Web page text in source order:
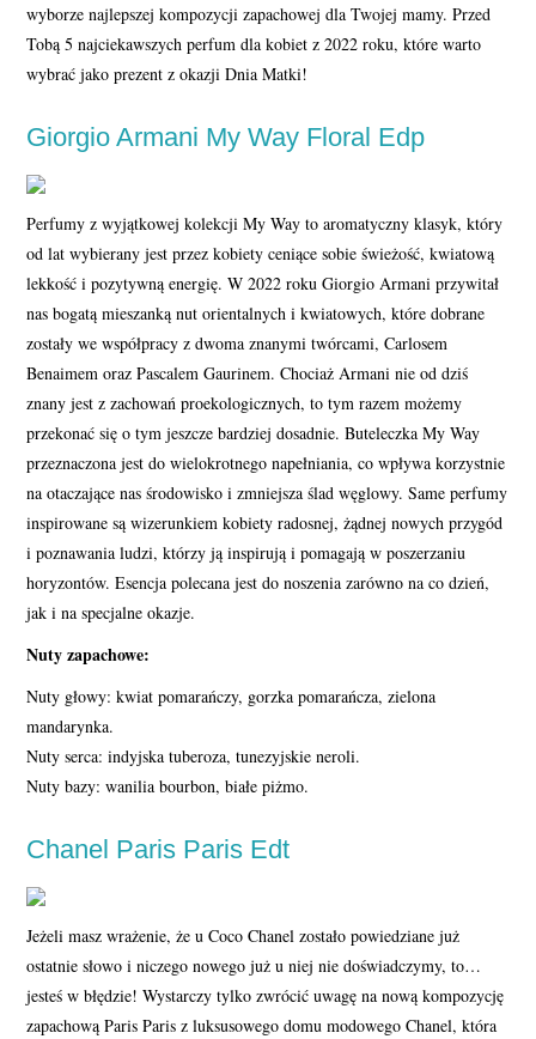
wyborze najlepszej kompozycji zapachowej dla Twojej mamy. Przed
Tobą 5 najciekawszych perfum dla kobiet z 2022 roku, które warto
wybrać jako prezent z okazji Dnia Matki!
Giorgio Armani My Way Floral Edp
Perfumy z wyjątkowej kolekcji My Way to aromatyczny klasyk, który
od lat wybierany jest przez kobiety ceniące sobie świeżość, kwiatową
lekkość i pozytywną energię. W 2022 roku Giorgio Armani przywitał
nas bogatą mieszanką nut orientalnych i kwiatowych, które dobrane
zostały we współpracy z dwoma znanymi twórcami, Carlosem
Benaimem oraz Pascalem Gaurinem. Chociaż Armani nie od dziś
znany jest z zachowań proekologicznych, to tym razem możemy
przekonać się o tym jeszcze bardziej dosadnie. Buteleczka My Way
przeznaczona jest do wielokrotnego napełniania, co wpływa korzystnie
na otaczające nas środowisko i zmniejsza ślad węglowy. Same perfumy
inspirowane są wizerunkiem kobiety radosnej, żądnej nowych przygód
i poznawania ludzi, którzy ją inspirują i pomagają w poszerzaniu
horyzontów. Esencja polecana jest do noszenia zarówno na co dzień,
jak i na specjalne okazje.
Nuty zapachowe:
Nuty głowy: kwiat pomarańczy, gorzka pomarańcza, zielona
mandarynka.
Nuty serca: indyjska tuberoza, tunezyjskie neroli.
Nuty bazy: wanilia bourbon, białe piżmo.
Chanel Paris Paris Edt
Jeżeli masz wrażenie, że u Coco Chanel zostało powiedziane już
ostatnie słowo i niczego nowego już u niej nie doświadczymy, to…
jesteś w błędzie! Wystarczy tylko zwrócić uwagę na nową kompozycję
zapachową Paris Paris z luksusowego domu modowego Chanel, która